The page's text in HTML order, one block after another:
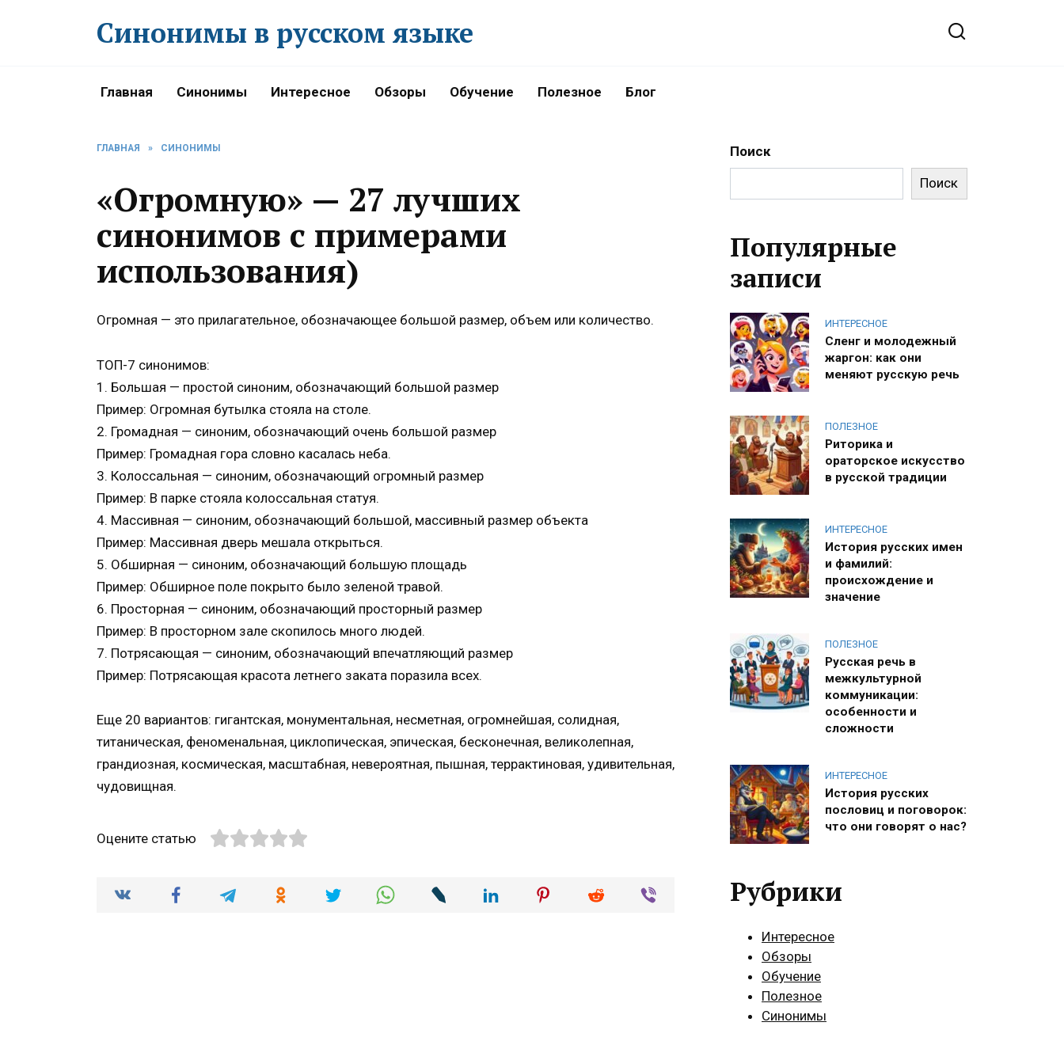
Синонимы в русском языке
Главная Синонимы Интересное Обзоры Обучение Полезное Блог
ГЛАВНАЯ » СИНОНИМЫ
«Огромную» — 27 лучших
синонимов с примерами
использования)
Огромная — это прилагательное, обозначающее большой размер, объем или количество.
ТОП-7 синонимов:
1. Большая — простой синоним, обозначающий большой размер
Пример: Огромная бутылка стояла на столе.
2. Громадная — синоним, обозначающий очень большой размер
Пример: Громадная гора словно касалась неба.
3. Колоссальная — синоним, обозначающий огромный размер
Пример: В парке стояла колоссальная статуя.
4. Массивная — синоним, обозначающий большой, массивный размер объекта
Пример: Массивная дверь мешала открыться.
5. Обширная — синоним, обозначающий большую площадь
Пример: Обширное поле покрыто было зеленой травой.
6. Просторная — синоним, обозначающий просторный размер
Пример: В просторном зале скопилось много людей.
7. Потрясающая — синоним, обозначающий впечатляющий размер
Пример: Потрясающая красота летнего заката поразила всех.
Еще 20 вариантов: гигантская, монументальная, несметная, огромнейшая, солидная,
титаническая, феноменальная, циклопическая, эпическая, бесконечная, великолепная,
грандиозная, космическая, масштабная, невероятная, пышная, террактиновая, удивительная,
чудовищная.
Оцените статью
Поиск
Поиск
Популярные
записи
ИНТЕРЕСНОЕ
Сленг и молодежный
жаргон: как они
меняют русскую речь
ПОЛЕЗНОЕ
Риторика и
ораторское искусство
в русской традиции
ИНТЕРЕСНОЕ
История русских имен
и фамилий:
происхождение и
значение
ПОЛЕЗНОЕ
Русская речь в
межкультурной
коммуникации:
особенности и
сложности
ИНТЕРЕСНОЕ
История русских
пословиц и поговорок:
что они говорят о нас?
Рубрики
Интересное
Обзоры
Обучение
Полезное
Синонимы